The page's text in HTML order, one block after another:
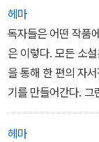
헤마
독자들은 어떤 작품
은 이렇다. 모든 소
을 통해 한 편의 자
기를 만들어간다.
헤마